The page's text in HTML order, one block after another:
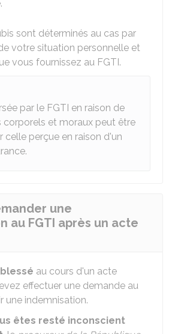
sont déterminés au cas par
votre situation personnelle et
vous fournissez au FGTI.
par le FGTI en raison de
corporels et moraux peut être
celle perçue en raison d'un
une
au FGTI après un acte
blessé au cours d'un acte
effectuer une demande au
une indemnisation.
êtes resté inconscient